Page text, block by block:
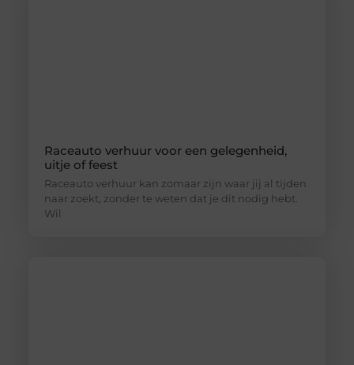
Raceauto verhuur voor een gelegenheid,
uitje of feest
Raceauto verhuur kan zomaar zijn waar jij al tijden
naar zoekt, zonder te weten dat je dit nodig hebt.
Wil